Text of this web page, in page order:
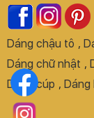
Dáng chậu tô ,
Dáng chữ nhật ,
Dáng cúp , Dáng